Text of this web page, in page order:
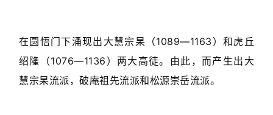
在圆悟门下涌现出大慧宗杲（1089—1163）和虎丘
绍隆（1076—1136）两大高徒。由此，而产生出大
慧宗杲流派，破庵祖先流派和松源崇岳流派。